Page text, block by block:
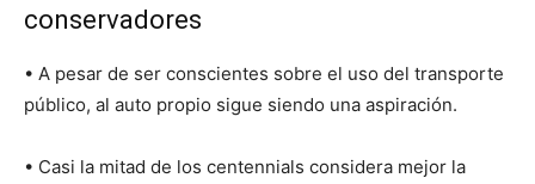
conservadores
• A pesar de ser conscientes sobre el uso del transporte
público, al auto propio sigue siendo una aspiración.
• Casi la mitad de los centennials considera mejor la